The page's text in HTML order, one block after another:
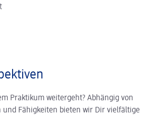
Praktikum weitergeht? Abhängig von
und Fähigkeiten bieten wir Dir vielfältige